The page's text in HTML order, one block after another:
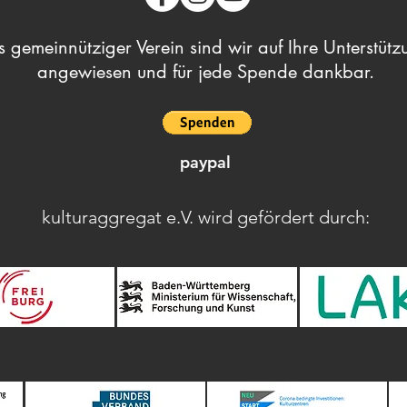
gemeinnütziger Verein sind wir auf Ihre
angewiesen und für jede Spende dankbar.
paypal
kulturaggregat e.V. wird gefördert durch: